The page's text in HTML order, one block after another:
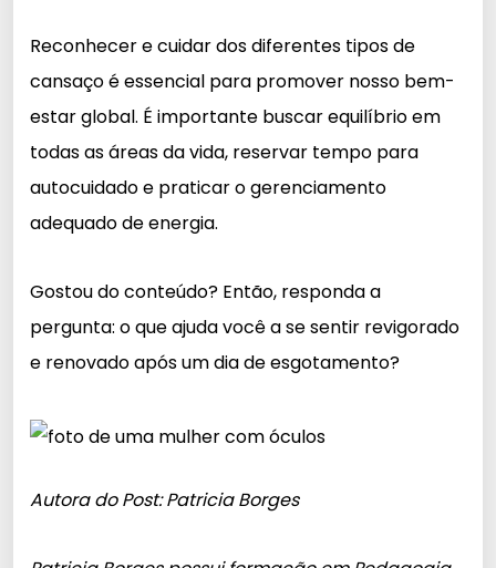
Reconhecer e cuidar dos diferentes tipos de
cansaço é essencial para promover nosso bem-
estar global. É importante buscar equilíbrio em
todas as áreas da vida, reservar tempo para
autocuidado e praticar o gerenciamento
adequado de energia.
Gostou do conteúdo? Então, responda a
pergunta: o que ajuda você a se sentir revigorado
e renovado após um dia de esgotamento?
Autora do Post: Patricia Borges